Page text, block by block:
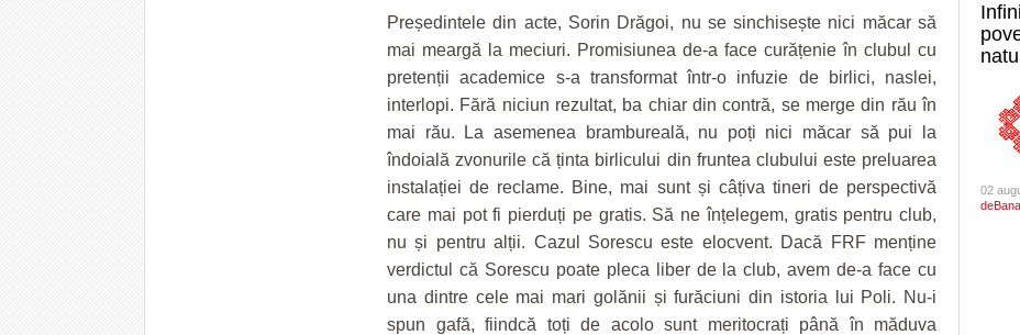
Președintele din acte, Sorin Drăgoi, nu se sinchisește nici măcar să
mai meargă la meciuri. Promisiunea de-a face curățenie în clubul cu
pretenții academice s-a transformat într-o infuzie de birlici, naslei,
interlopi. Fără niciun rezultat, ba chiar din contră, se merge din rău în
mai rău. La asemenea brambureală, nu poți nici măcar să pui la
îndoială zvonurile că ținta birlicului din fruntea clubului este preluarea
instalației de reclame. Bine, mai sunt și câțiva tineri de perspectivă
care mai pot fi pierduți pe gratis. Să ne înțelegem, gratis pentru club,
nu și pentru alții. Cazul Sorescu este elocvent. Dacă FRF menține
verdictul că Sorescu poate pleca liber de la club, avem de-a face cu
una dintre cele mai mari golănii și furăciuni din istoria lui Poli. Nu-i
spun gafă, fiindcă toți de acolo sunt meritocrați până în măduva
02